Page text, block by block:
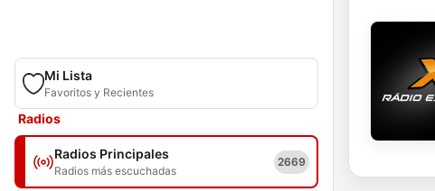
Mi Lista
Favoritos y Recientes
Radios
Radios Principales
Radios más escuchadas
2669